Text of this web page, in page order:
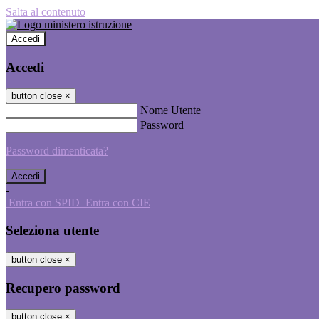
Salta al contenuto
Accedi
Accedi
button close ×
Nome Utente
Password
Password dimenticata?
-
Entra con SPID Entra con CIE
Seleziona utente
button close ×
Recupero password
button close ×